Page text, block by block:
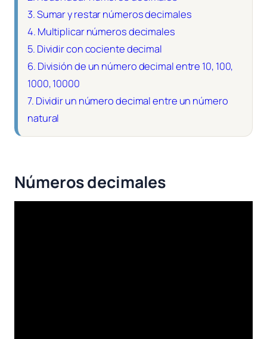
3.Sumar y restar números decimales
4. Multiplicar números decimales
5. Dividir con cociente decimal
6. División de un número decimal entre 10, 100,
1000, 10000
7. Dividir un número decimal entre un número
natural
Números decimales